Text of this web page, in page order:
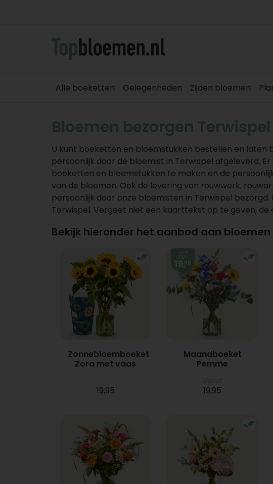
Alle boeketten Gelegenheden Zijden bloemen
Bloemen bezorgen Terwispel
U kunt boeketten en bloemstukken bestellen en laten
persoonlijk door de bloemist in Terwispel afgeleverd.
boeketten en bloemstukken te maken en de
van de bloemen. Ook de levering van rouwwerk,
persoonlijk door onze bloemisten in Terwispel
Terwispel. Vergeet niet een kaarttekst op te geven,
Bekijk hieronder het aanbod aan
Zonnebloemboeket
Zora met vaas
19,95
Maandboeket
Pemme
19,95